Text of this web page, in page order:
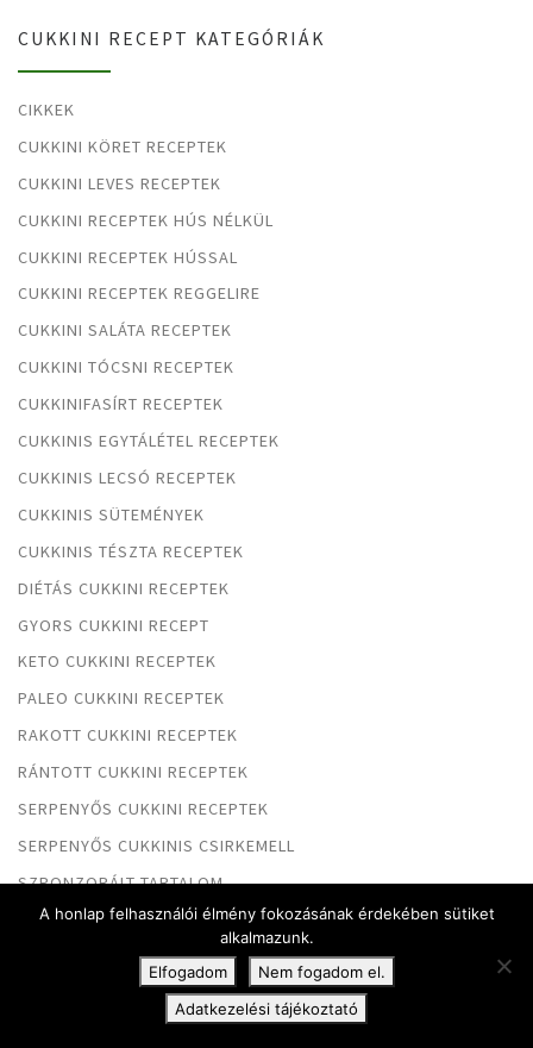
CUKKINI RECEPT KATEGÓRIÁK
CIKKEK
CUKKINI KÖRET RECEPTEK
CUKKINI LEVES RECEPTEK
CUKKINI RECEPTEK HÚS NÉLKÜL
CUKKINI RECEPTEK HÚSSAL
CUKKINI RECEPTEK REGGELIRE
CUKKINI SALÁTA RECEPTEK
CUKKINI TÓCSNI RECEPTEK
CUKKINIFASÍRT RECEPTEK
CUKKINIS EGYTÁLÉTEL RECEPTEK
CUKKINIS LECSÓ RECEPTEK
CUKKINIS SÜTEMÉNYEK
CUKKINIS TÉSZTA RECEPTEK
DIÉTÁS CUKKINI RECEPTEK
GYORS CUKKINI RECEPT
KETO CUKKINI RECEPTEK
PALEO CUKKINI RECEPTEK
RAKOTT CUKKINI RECEPTEK
RÁNTOTT CUKKINI RECEPTEK
SERPENYŐS CUKKINI RECEPTEK
SERPENYŐS CUKKINIS CSIRKEMELL
SZPONZORÁLT TARTALOM
TEPSIS CUKKINI RECEPTEK
TÖLTÖTT CUKKINI RECEPTEK
VEGÁN CUKKINI RECEPTEK
A honlap felhasználói élmény fokozásának érdekében sütiket
alkalmazunk.
Elfogadom
Nem fogadom el.
Adatkezelési tájékoztató